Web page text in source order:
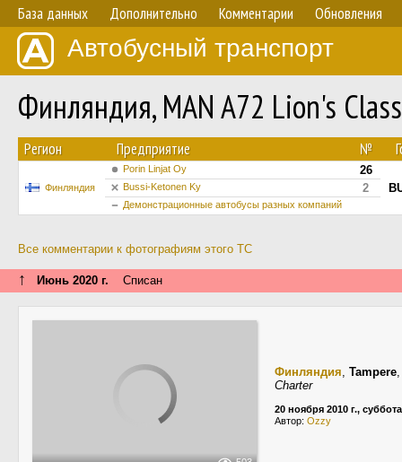
База данных Дополнительно Комментарии Обновления
Автобусный транспорт
Финляндия, MAN A72 Lion's
Регион Предприятие №
Финляндия
Porin Linjat Oy
26
Bussi-Ketonen Ky 2
Демонстрационные автобусы разных компаний
Все комментарии к фотографиям этого ТС
↑ Июнь 2020 г. Списан
Финляндия, Tampere
Charter
20 ноября 2010 г., суббота
Автор: Ozzy